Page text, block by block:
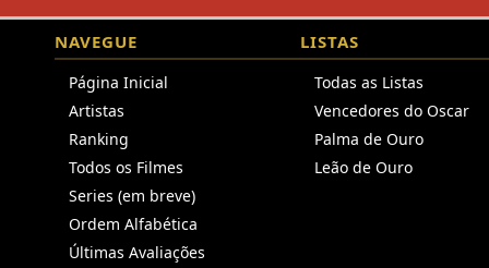
NAVEGUE
Página Inicial
Artistas
Ranking
Todos os Filmes
Series (em breve)
Ordem Alfabética
Últimas Avaliações
LISTAS
Todas as Listas
Vencedores do Oscar
Palma de Ouro
Leão de Ouro